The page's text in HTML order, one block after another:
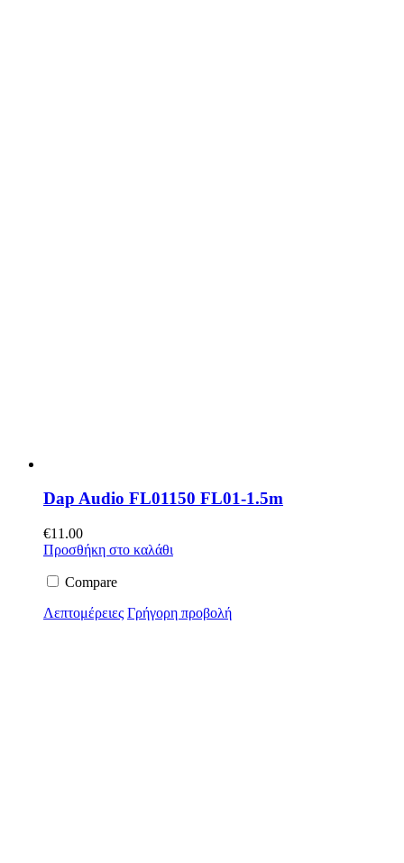
Dap Audio FL01150 FL01-1.5m
€11.00
Προσθήκη στο καλάθι
Compare
Λεπτομέρειες Γρήγορη προβολή